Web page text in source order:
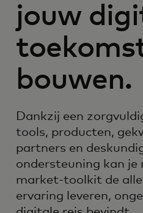
jouw
bouwen.
Dankzij een
tools, producten,
partners en
ondersteuning kan
market-toolkit de
ervaring leveren,